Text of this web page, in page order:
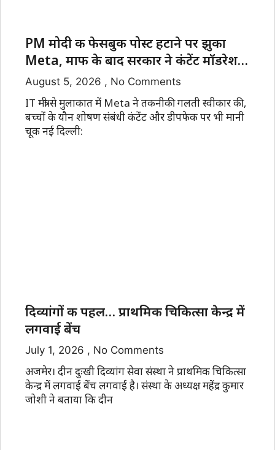
PM मोदी की फेसबुक पोस्ट हटाने पर झुका
Meta, माफी के बाद सरकार ने कंटेंट मॉडरेशन
और एल्गोरिदम पर कड़े सवाल उठाए!
August 5, 2026 No Comments
IT मंत्री से मुलाकात में Meta ने तकनीकी गलती स्वीकार की,
बच्चों के यौन शोषण संबंधी कंटेंट और डीपफेक पर भी मानी
चूक नई दिल्ली:
दिव्यांगों की पहल… प्राथमिक चिकित्सा केन्द्र में
लगवाई बेंच
July 1, 2026 No Comments
अजमेर। दीन दुःखी दिव्यांग सेवा संस्था ने प्राथमिक चिकित्सा
केन्द्र में लगवाई बेंच लगवाई है। संस्था के अध्यक्ष महेंद्र कुमार
जोशी ने बताया कि दीन